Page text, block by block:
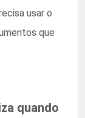
usar o
que
quando